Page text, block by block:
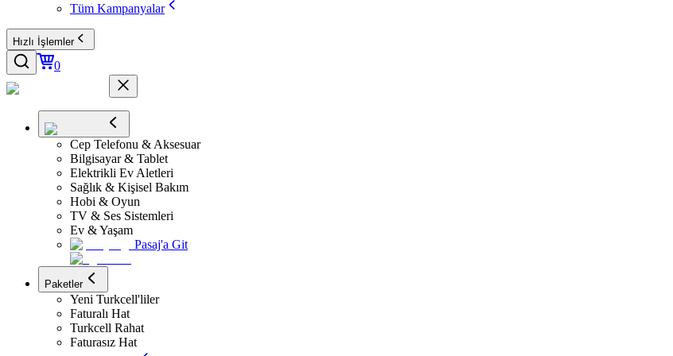
Tüm Kampanyalar
Hızlı İşlemler
0
Cep Telefonu & Aksesuar
Bilgisayar & Tablet
Elektrikli Ev Aletleri
Sağlık & Kişisel Bakım
Hobi & Oyun
TV & Ses Sistemleri
Ev & Yaşam
Pasaj'a Git
Paketler
Yeni Turkcell'liler
Faturalı Hat
Turkcell Rahat
Faturasız Hat